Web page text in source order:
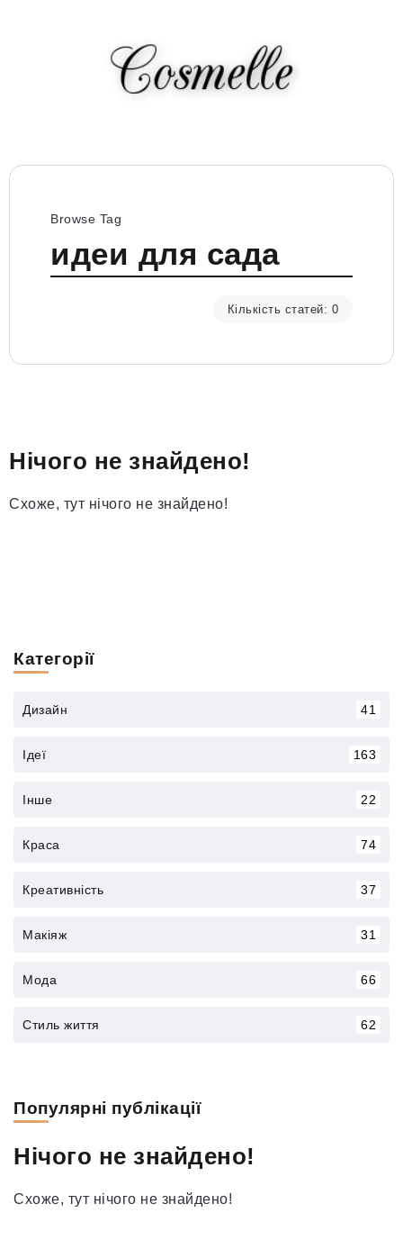
Browse Tag
идеи для сада
Кількість статей: 0
Нічого не знайдено!
Схоже, тут нічого не знайдено!
Категорії
Дизайн 41
Ідеї 163
Інше 22
Краса 74
Креативність 37
Макіяж 31
Мода 66
Стиль життя 62
Популярні публікації
Нічого не знайдено!
Схоже, тут нічого не знайдено!